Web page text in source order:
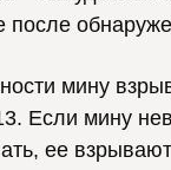
после
Если мину
ее